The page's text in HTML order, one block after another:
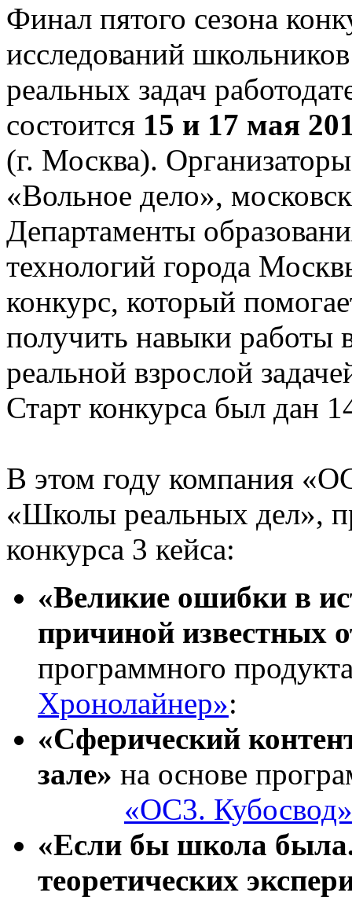
Финал пятого сезона
исследований
реальных задач
состоится 15 и 17 мая
(г. Москва).
«Вольное дело»,
Департаменты
технологий города
конкурс, который
получить навыки работы
реальной взрослой
Старт конкурса был дан
В этом году компания
«Школы реальных дел»,
конкурса 3 кейса:
«Великие ошибки в
причиной известных
программного
Хронолайнер»:
«Сферический
зале» на основе
«ОС3. Кубосвод»
«Если бы школа
теоретических